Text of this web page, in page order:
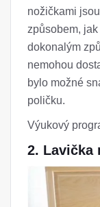
nožičkami
způsobem,
dokonalým
nemohou
bylo možné
poličku.
Výukový
2. Lavička